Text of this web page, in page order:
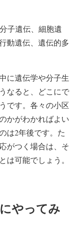
子遺伝、細胞遺
動遺伝、遺伝的多
に遺伝学や分子生
なると、どこにで
です。各々の小区
かがわかればよい
は2年後です。た
がつく場合は、そ
は可能でしょう。
やってみ